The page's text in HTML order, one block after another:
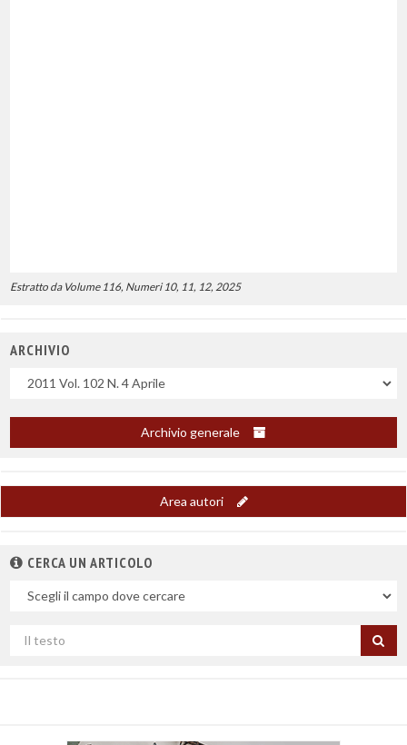
Estratto da Volume 116, Numeri 10, 11, 12, 2025
ARCHIVIO
Uscite
Archivio generale
Area autori
CERCA UN ARTICOLO
Nel
Cerca